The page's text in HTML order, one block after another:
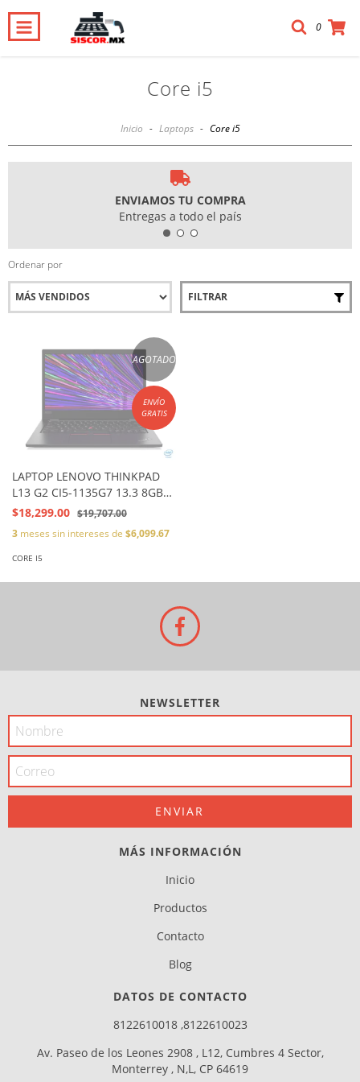
0
Core i5
Inicio - Laptops - Core i5
ENVIAMOS TU COMPRA
Entregas a todo el país
Ordenar por
FILTRAR
AGOTADO
ENVÍO
GRATIS
LAPTOP LENOVO THINKPAD
L13 G2 CI5-1135G7 13.3 8GB
256SSD W10
$18,299.00 $19,707.00
3 meses sin intereses de $6,099.67
CORE I5
NEWSLETTER
MÁS INFORMACIÓN
Inicio
Productos
Contacto
Blog
DATOS DE CONTACTO
8122610018 ,8122610023
Av. Paseo de los Leones 2908 , L12, Cumbres 4 Sector,
Monterrey , N,L, CP 64619